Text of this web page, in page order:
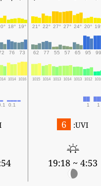
20°
24°
27°
27°
22°
21°
19°
18°
99
95
65
57
55
77
62
73
76
1012
1013
1014
1013
1014
1015
1016
1014
1
1
0.1
UVI:
6
4:53 ~ 19:18
19:16